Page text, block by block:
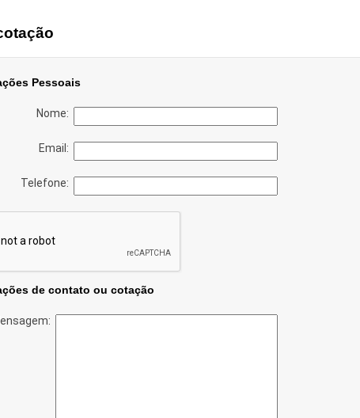
Pessoais
Nome:
Email:
Telefone:
de contato ou cotação